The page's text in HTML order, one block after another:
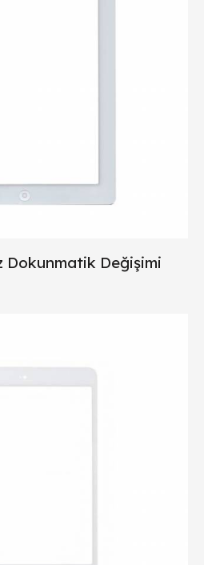
Dokunmatik Değişimi